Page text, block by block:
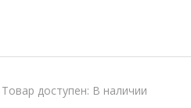
Товар доступен: В наличии